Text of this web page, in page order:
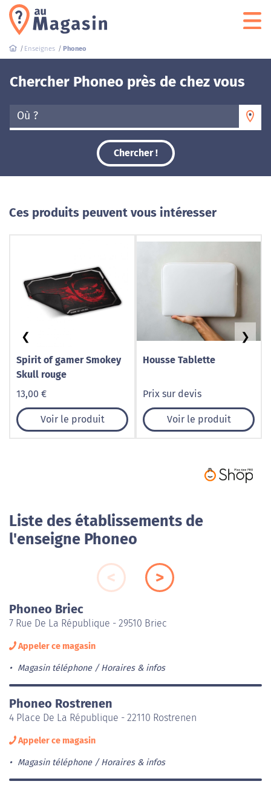
Enseignes Phoneo
Chercher Phoneo près de chez vous
Où ?
Chercher !
Ces produits peuvent vous intéresser
Spirit of gamer Smokey
Skull rouge
13,00 €
Voir le produit
Housse Tablette
Prix sur devis
Voir le produit
❮ ❯
Liste des établissements de
l'enseigne Phoneo
Phoneo Briec
7 Rue De La République - 29510 Briec
Appeler ce magasin
Magasin téléphone Horaires & infos
Phoneo Rostrenen
4 Place De La République - 22110 Rostrenen
Appeler ce magasin
Magasin téléphone Horaires & infos